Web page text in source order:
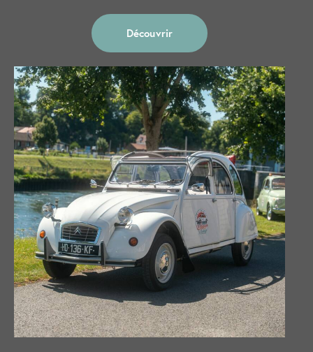
Découvrir